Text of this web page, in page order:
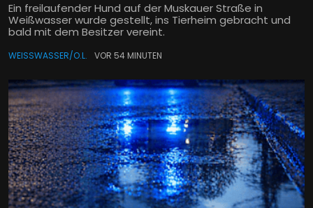
Ein freilaufender Hund auf der Muskauer Straße in
Weißwasser wurde gestellt, ins Tierheim gebracht und
bald mit dem Besitzer vereint.
WEISSWASSER/O.L. VOR 54 MINUTEN